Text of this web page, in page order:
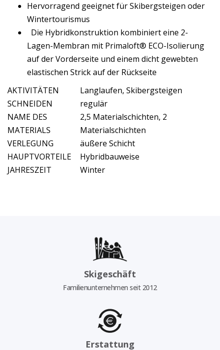
Hervorragend geeignet für Skibergsteigen oder
Wintertourismus
Die Hybridkonstruktion kombiniert eine 2-
Lagen-Membran mit Primaloft® ECO-Isolierung
auf der Vorderseite und einem dicht gewebten
elastischen Strick auf der Rückseite
AKTIVITÄTEN
Langlaufen, Skibergsteigen
SCHNEIDEN
regulär
NAME DES
MATERIALS
2,5 Materialschichten, 2
Materialschichten
VERLEGUNG
äußere Schicht
HAUPTVORTEILE
Hybridbauweise
JAHRESZEIT
Winter
Skigeschäft
Familienunternehmen seit 2012
Erstattung